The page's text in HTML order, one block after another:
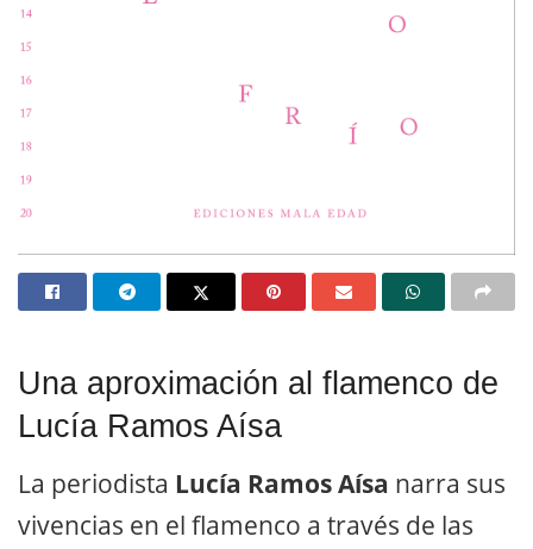
Una aproximación al flamenco de
Lucía Ramos Aísa
La periodista Lucía Ramos Aísa narra sus
vivencias en el flamenco a través de las